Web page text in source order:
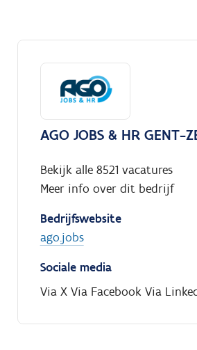
AGO JOBS & HR GENT-
Bekijk alle 8521 vacatures
Meer info over dit bedrijf
Bedrijfswebsite
ago.jobs
Sociale media
Via X Via Facebook Via